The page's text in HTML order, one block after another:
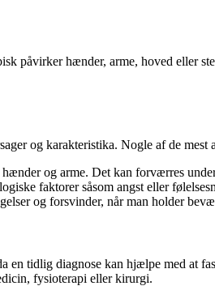
påvirker hænder, arme, hoved eller
og karakteristika. Nogle af de
og arme. Det kan forværres
faktorer såsom angst eller
og forsvinder, når man holder
tidlig diagnose kan hjælpe med at
fysioterapi eller kirurgi.